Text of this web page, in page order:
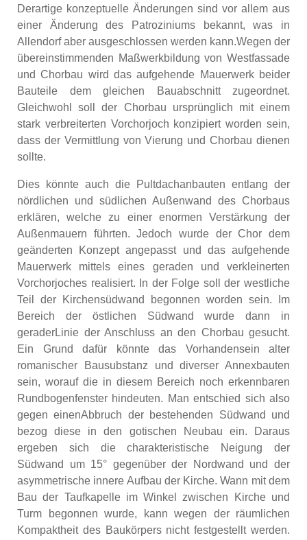
Derartige konzeptuelle Änderungen sind vor allem aus
einer Änderung des Patroziniums bekannt, was in
Allendorf aber ausgeschlossen werden kann.Wegen der
übereinstimmenden Maßwerkbildung von Westfassade
und Chorbau wird das aufgehende Mauerwerk beider
Bauteile dem gleichen Bauabschnitt zugeordnet.
Gleichwohl soll der Chorbau ursprünglich mit einem
stark verbreiterten Vorchorjoch konzipiert worden sein,
dass der Vermittlung von Vierung und Chorbau dienen
sollte.
Dies könnte auch die Pultdachanbauten entlang der
nördlichen und südlichen Außenwand des Chorbaus
erklären, welche zu einer enormen Verstärkung der
Außenmauern führten. Jedoch wurde der Chor dem
geänderten Konzept angepasst und das aufgehende
Mauerwerk mittels eines geraden und verkleinerten
Vorchorjoches realisiert. In der Folge soll der westliche
Teil der Kirchensüdwand begonnen worden sein. Im
Bereich der östlichen Südwand wurde dann in
geraderLinie der Anschluss an den Chorbau gesucht.
Ein Grund dafür könnte das Vorhandensein alter
romanischer Bausubstanz und diverser Annexbauten
sein, worauf die in diesem Bereich noch erkennbaren
Rundbogenfenster hindeuten. Man entschied sich also
gegen einenAbbruch der bestehenden Südwand und
bezog diese in den gotischen Neubau ein. Daraus
ergeben sich die charakteristische Neigung der
Südwand um 15° gegenüber der Nordwand und der
asymmetrische innere Aufbau der Kirche. Wann mit dem
Bau der Taufkapelle im Winkel zwischen Kirche und
Turm begonnen wurde, kann wegen der räumlichen
Kompaktheit des Baukörpers nicht festgestellt werden.